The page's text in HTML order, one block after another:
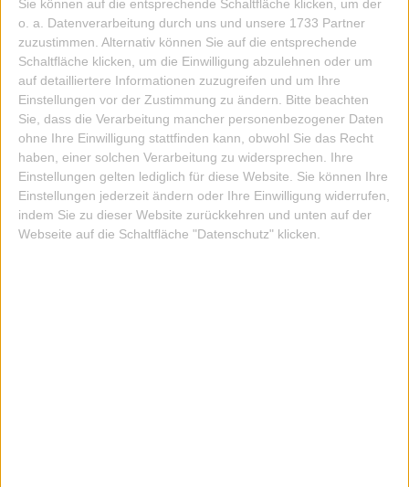
Sie können auf die entsprechende Schaltfläche klicken, um der
o. a. Datenverarbeitung durch uns und unsere 1733 Partner
zuzustimmen. Alternativ können Sie auf die entsprechende
Schaltfläche klicken, um die Einwilligung abzulehnen oder um
auf detailliertere Informationen zuzugreifen und um Ihre
Einstellungen vor der Zustimmung zu ändern.
Bitte beachten
Sie, dass die Verarbeitung mancher personenbezogener Daten
ohne Ihre Einwilligung stattfinden kann, obwohl Sie das Recht
haben, einer solchen Verarbeitung zu widersprechen. Ihre
Einstellungen gelten lediglich für diese Website. Sie können Ihre
Einstellungen jederzeit ändern oder Ihre Einwilligung widerrufen,
indem Sie zu dieser Website zurückkehren und unten auf der
Webseite auf die Schaltfläche "Datenschutz" klicken.